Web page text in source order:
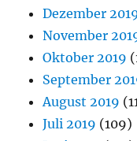
Dezember
November
Oktober 2019
September
August 2019
Juli 2019 (109)